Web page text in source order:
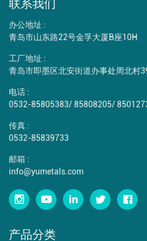
办公地址 :
青岛市山东路22号金孚大厦B座10H
工厂地址 :
青岛市即墨区北安街道办事处周北村
电话 :
0532-85805383/85808205/
传真 :
0532-85839733
邮箱 :
info@yumetals.com
产品分类